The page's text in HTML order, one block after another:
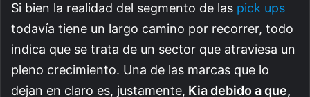
Si bien la realidad del segmento de las pick ups
todavía tiene un largo camino por recorrer, todo
indica que se trata de un sector que atraviesa un
pleno crecimiento. Una de las marcas que lo
dejan en claro es, justamente, Kia debido a que,